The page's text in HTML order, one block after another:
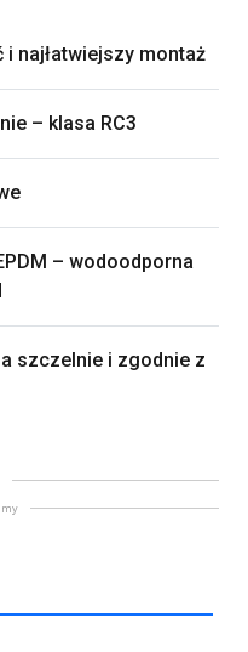
najłatwiejszy montaż
– klasa RC3
– wodoodporna
szczelnie i zgodnie z